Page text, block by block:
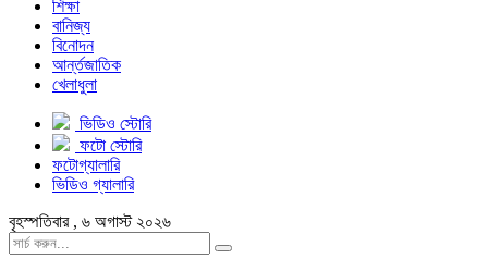
শিক্ষা
বানিজ্য
বিনোদন
আর্ন্তজাতিক
খেলাধুলা
ভিডিও স্টোরি
ফটো স্টোরি
ফটোগ্যালারি
ভিডিও গ্যালারি
বৃহস্পতিবার , ৬ অগাস্ট ২০২৬